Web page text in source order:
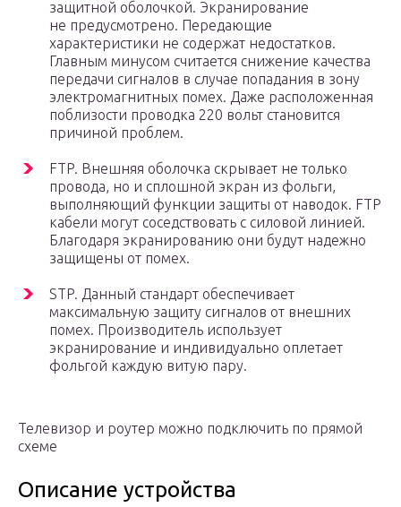
защитной оболочкой. Экранирование
не предусмотрено. Передающие
характеристики не содержат недостатков.
Главным минусом считается снижение качества
передачи сигналов в случае попадания в зону
электромагнитных помех. Даже расположенная
поблизости проводка 220 вольт становится
причиной проблем.
FTP. Внешняя оболочка скрывает не только
провода, но и сплошной экран из фольги,
выполняющий функции защиты от наводок. FTP
кабели могут соседствовать с силовой линией.
Благодаря экранированию они будут надежно
защищены от помех.
STP. Данный стандарт обеспечивает
максимальную защиту сигналов от внешних
помех. Производитель использует
экранирование и индивидуально оплетает
фольгой каждую витую пару.
Телевизор и роутер можно подключить по прямой
схеме
Описание устройства